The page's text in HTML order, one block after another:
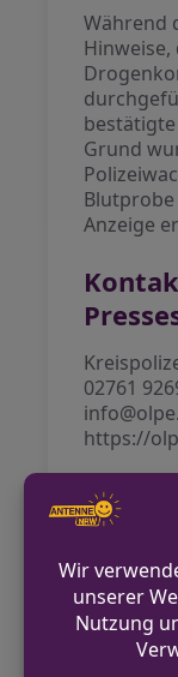
Während
Grund
Anzeige
02761
https://
Frau
leicht